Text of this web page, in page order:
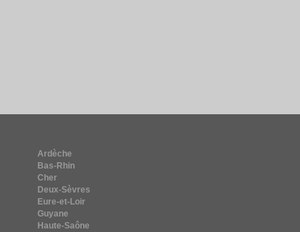
Ardèche
Bas-Rhin
Cher
Deux-Sèvres
Eure-et-Loir
Guyane
Haute-Saône